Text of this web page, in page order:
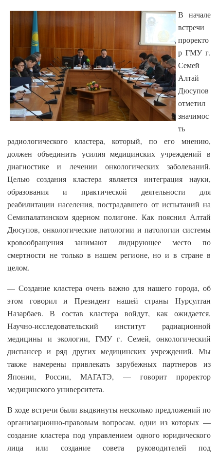
В начале
встречи
проректо
р ГМУ г.
Семей
Алтай
Дюсупов
отметил
значимос
ть
радиологического кластера, который, по его мнению,
должен объединить усилия медицинских учреждений в
диагностике и лечении онкологических заболеваний.
Целью создания кластера является интеграция науки,
образования и практической деятельности для
реабилитации населения, пострадавшего от испытаний на
Семипалатинском ядерном полигоне. Как пояснил Алтай
Дюсупов, онкологические патологии и патологии системы
кровообращения занимают лидирующее место по
смертности не только в нашем регионе, но и в стране в
целом.
— Создание кластера очень важно для нашего города, об
этом говорил и Президент нашей страны Нурсултан
Назарбаев. В состав кластера войдут, как ожидается,
Научно-исследовательский институт радиационной
медицины и экологии, ГМУ г. Семей, онкологический
диспансер и ряд других медицинских учреждений. Мы
также намерены привлекать зарубежных партнеров из
Японии, России, МАГАТЭ, — говорит проректор
медицинского университета.
В ходе встречи были выдвинуты несколько предложений по
организационно-правовым вопросам, одни из которых —
создание кластера под управлением одного юридического
лица или создание совета руководителей под